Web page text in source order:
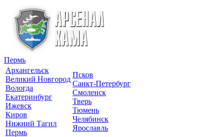
Пермь
Архангельск
Великий Новгород
Вологда
Екатеринбург
Ижевск
Киров
Нижний Тагил
Пермь
Псков
Санкт-Петербург
Смоленск
Тверь
Тюмень
Челябинск
Ярославль